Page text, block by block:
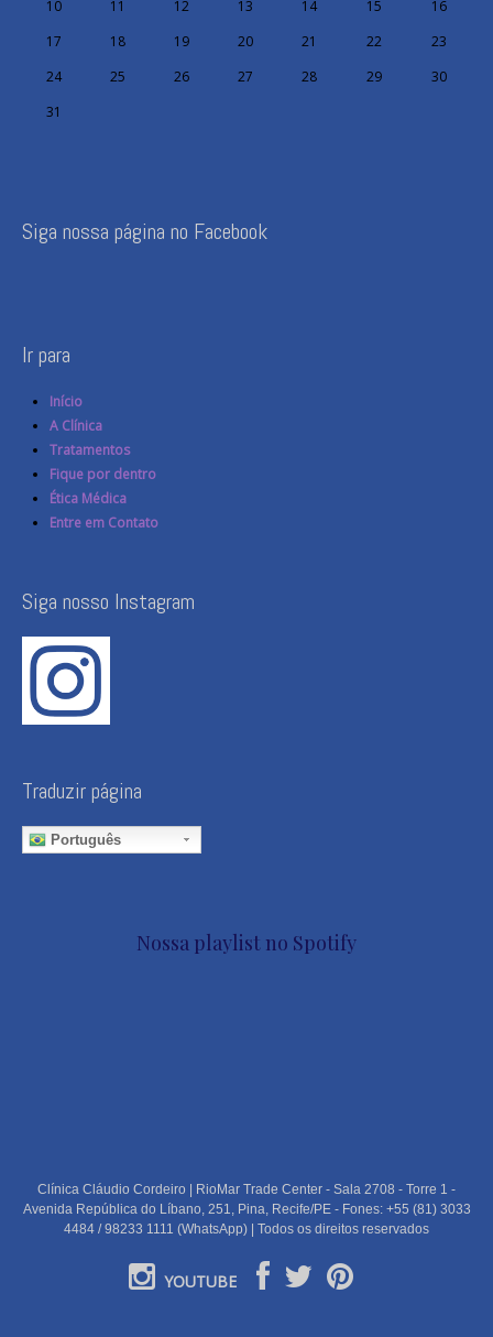
10
11 12 13 14 15
16
17
18 19 20 21 22
23
24
25 26 27 28 29
30
31
Siga nossa página no Facebook
Ir para
Início
A Clínica
Tratamentos
Fique por dentro
Ética Médica
Entre em Contato
Siga nosso Instagram
Traduzir página
Português
Nossa playlist no Spotify
Clínica Cláudio Cordeiro | RioMar Trade Center - Sala 2708 - Torre 1 -
Avenida República do Líbano, 251, Pina, Recife/PE - Fones: +55 (81) 3033
4484 / 98233 1111 (WhatsApp) | Todos os direitos reservados
YOUTUBE